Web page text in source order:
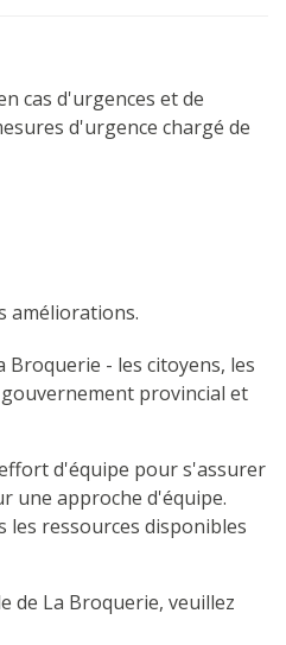
cas d'urgences et de
d'urgence chargé de
améliorations.
- les citoyens, les
provincial et
d'équipe pour s'assurer
une approche d'équipe.
ressources disponibles
de La Broquerie, veuillez